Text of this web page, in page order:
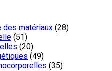
des matériaux (28)
(51)
(20)
(49)
(35)